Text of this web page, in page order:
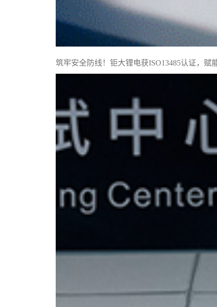
筑牢安全防线！钜大锂电获ISO13485认证，赋